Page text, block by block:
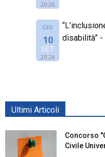
2026
GIO
10
SET
2026
disabilità” -
Ultimi Articoli
Concorso
Civile